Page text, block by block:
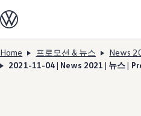
Skip to
main
Skip
to
ID. 모델
충전
ID. Technology & 배
폭스바겐의 전
Home 프로모션 & 뉴스
News
2021-11-04 | News 2021 | 뉴스 |